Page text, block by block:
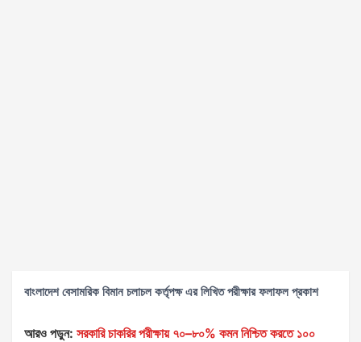
বাংলাদেশ বেসামরিক বিমান চলাচল কর্তৃপক্ষ এর লিখিত পরীক্ষার ফলাফল প্রকাশ
আরও পড়ুন: সরকারি চাকরির পরীক্ষায় ৭০–৮০% কমন নিশ্চিত করতে ১০০